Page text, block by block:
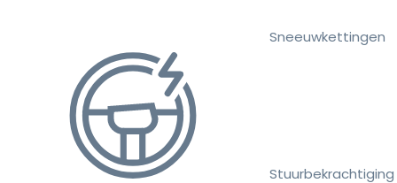
Sneeuwkettingen
Stuurbekrachtiging